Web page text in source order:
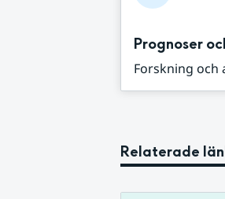
Prognoser
Forskning och
Relaterade